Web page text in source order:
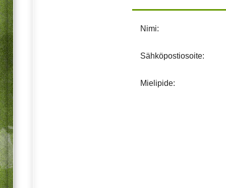
Nimi:
Sähköpostiosoite:
Mielipide: